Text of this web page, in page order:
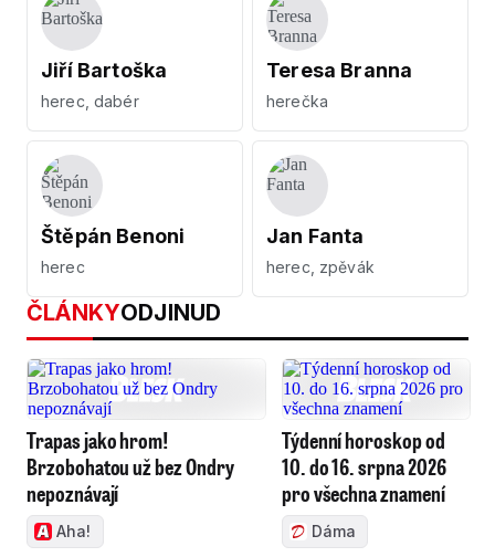
Jiří Bartoška
herec, dabér
Teresa Branna
herečka
Štěpán Benoni
herec
Jan Fanta
herec, zpěvák
ČLÁNKYODJINUD
Trapas jako hrom!
Brzobohatou už bez Ondry
nepoznávají
Aha!
Týdenní horoskop od
10. do 16. srpna 2026
pro všechna znamení
Dáma